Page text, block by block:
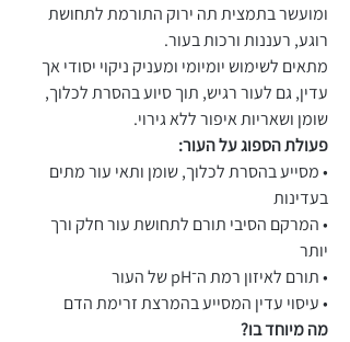
ומועשר בתמצית תה ירוק התורמת לתחושת
רוגע, רעננות ורכות בעור.
מתאים לשימוש יומיומי ומעניק ניקוי יסודי אך
עדין, גם לעור רגיש, תוך סיוע בהסרת לכלוך,
שומן ושאריות איפור ללא גירוי.
פעולת הספוג על העור:
• מסייע בהסרת לכלוך, שומן ותאי עור מתים
בעדינות
• המרקם הסיבי תורם לתחושת עור חלק ורך
יותר
• תורם לאיזון רמת ה־pH של העור
• עיסוי עדין המסייע בהמרצת זרימת הדם
מה מיוחד בו?